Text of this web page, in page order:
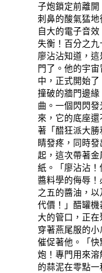
子炮鎖定前離開
刺鼻的酸氣猛
自大的電子音
失衡！百分之九
廖沾沾知道，
門了。他的宇
中，正式開始
撞破的牆門邊
曲。一個閃閃
來，它的底座
著「醋狂派大
睛發疼，同時
起，這次帶著
紙。「廖沾沾
醬料學的侮辱
之五的醬油，
代價！」醋罐
大的管口，正
穿著燕尾服的
催促著他。「
炮！專門用來
的蒜泥在零點一